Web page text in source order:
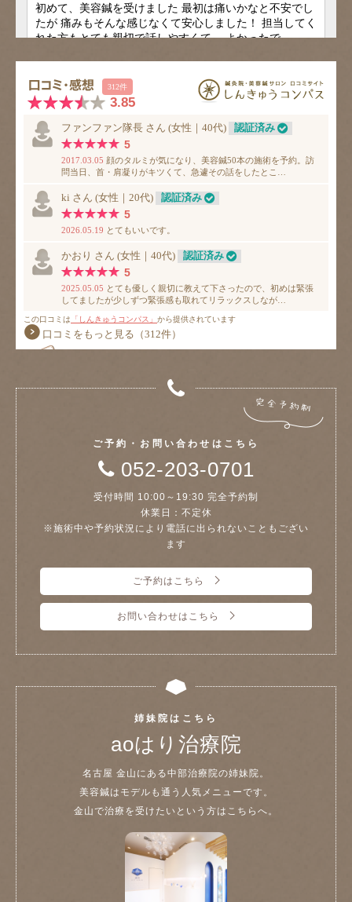
ご予約・お問い合わせはこちら
052-203-0701
受付時間 10:00～19:30 完全予約制
休業日：不定休
※施術中や予約状況により電話に出られないこともござい
ます
ご予約はこちら
お問い合わせはこちら
姉妹院はこちら
aoはり治療院
名古屋 金山にある中部治療院の姉妹院。
美容鍼はモデルも通う人気メニューです。
金山で治療を受けたいという方はこちらへ。